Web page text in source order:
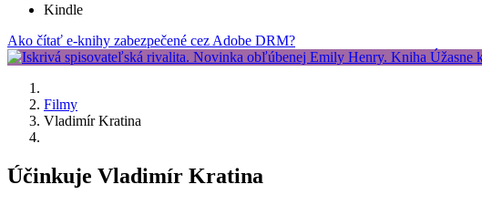
Kindle
Ako čítať e-knihy zabezpečené cez Adobe DRM?
Filmy
Vladimír Kratina
Účinkuje Vladimír Kratina